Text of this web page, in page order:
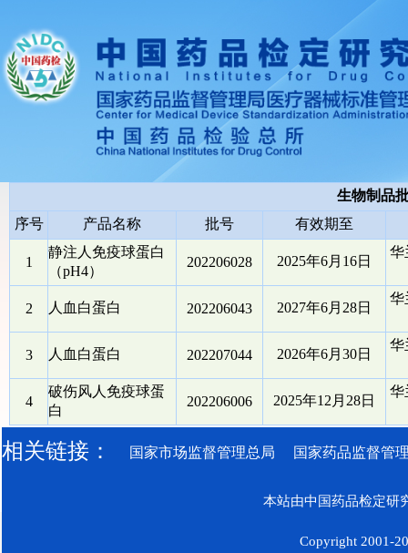
生物制品
序号
产品名称 批号 有效期至
1
静注人免疫球蛋白
（pH4）
202206028 2025年6月16日
华
2 人血白蛋白 202206043 2027年6月28日
华
3 人血白蛋白 202207044 2026年6月30日
华
4
破伤风人免疫球蛋
白
202206006 2025年12月28日
华
相关链接： 国家市场监督管理总局 国家药品监督管
本站由中国药品检定研
Copyright 2001-